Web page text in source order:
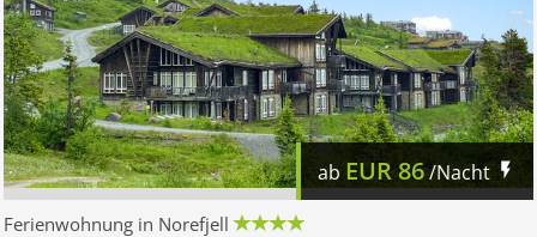
ab EUR86/Nacht
Ferienwohnung in Norefjell